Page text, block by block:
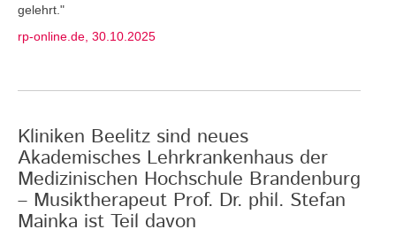
gelehrt."
rp-online.de, 30.10.2025
Kliniken Beelitz sind neues
Akademisches Lehrkrankenhaus der
Medizinischen Hochschule Brandenburg
– Musiktherapeut Prof. Dr. phil. Stefan
Mainka ist Teil davon